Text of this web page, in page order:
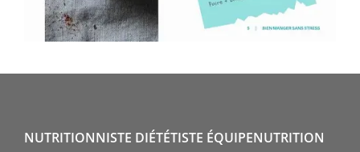
NUTRITIONNISTE DIÉTÉTISTE ÉQUIPENUTRITION